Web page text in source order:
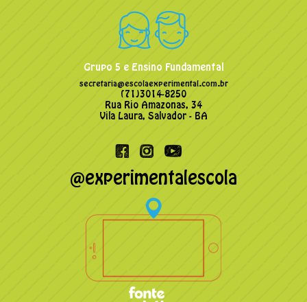
Grupo 5 e Ensino Fundamental
secretaria@escolaexperimental.com.br
(71)3014-8250
Rua Rio Amazonas, 34
Vila Laura, Salvador - BA
@experimentalescola